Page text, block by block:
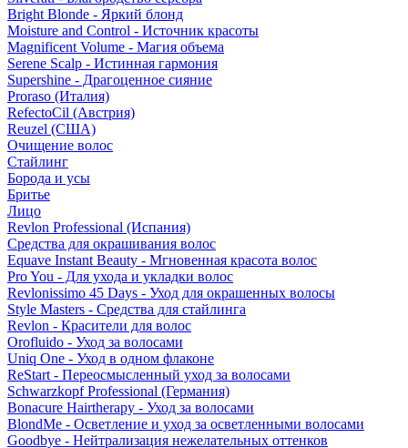
Bright Blonde - Яркий блонд
Moisture and Control - Источник красоты
Magnificent Volume - Магия объема
Serene Scalp - Истинная гармония
Supershine - Драгоценное сияние
Proraso (Италия)
RefectoCil (Австрия)
Reuzel (США)
Очищение волос
Стайлинг
Борода и усы
Бритье
Лицо
Revlon Professional (Испания)
Средства для окрашивания волос
Equave Instant Beauty - Мгновенная красота волос
Pro You - Для ухода и укладки волос
Revlonissimo 45 Days - Уход для окрашенных волосы
Style Masters - Средства для стайлинга
Revlon - Красители для волос
Orofluido - Уход за волосами
Uniq One - Уход в одном флаконе
ReStart - Переосмысленный уход за волосами
Schwarzkopf Professional (Германия)
Bonacure Hairtherapy - Уход за волосами
BlondMe - Осветление и уход за осветленными волосами
Goodbye - Нейтрализация нежелательных оттенков